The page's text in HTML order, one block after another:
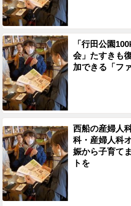
「行田公園
会」たすきも
加できる「フ
西船の産婦人
科・産婦人科
娠から子育て
トを